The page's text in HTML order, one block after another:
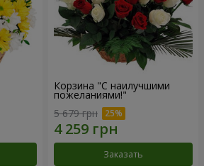
Корзина "С наилучшими
пожеланиями!"
5 679 грн
Заказать